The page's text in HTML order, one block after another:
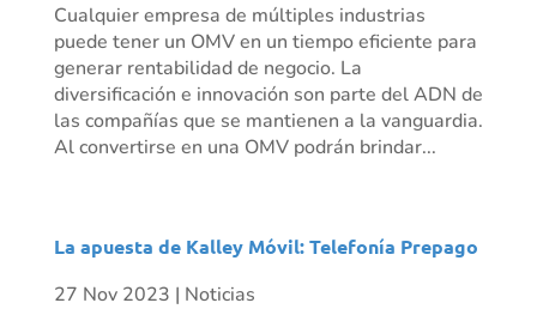
Cualquier empresa de múltiples industrias
puede tener un OMV en un tiempo eficiente para
generar rentabilidad de negocio. La
diversificación e innovación son parte del ADN de
las compañías que se mantienen a la vanguardia.
Al convertirse en una OMV podrán brindar...
La apuesta de Kalley Móvil: Telefonía Prepago
27 Nov 2023 | Noticias